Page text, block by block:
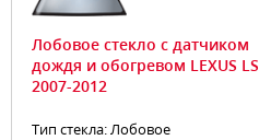
Лобовое стекло с датчиком
дождя и обогревом LEXUS LS
2007-2012
Тип стекла: Лобовое